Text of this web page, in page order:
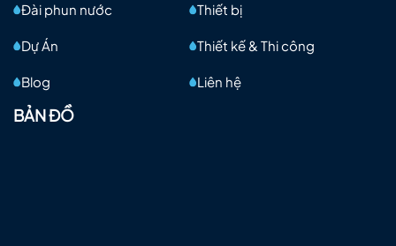
Đài phun nước Thiết bị
Dự Án Thiết kế & Thi công
Blog Liên hệ
BẢN ĐỒ